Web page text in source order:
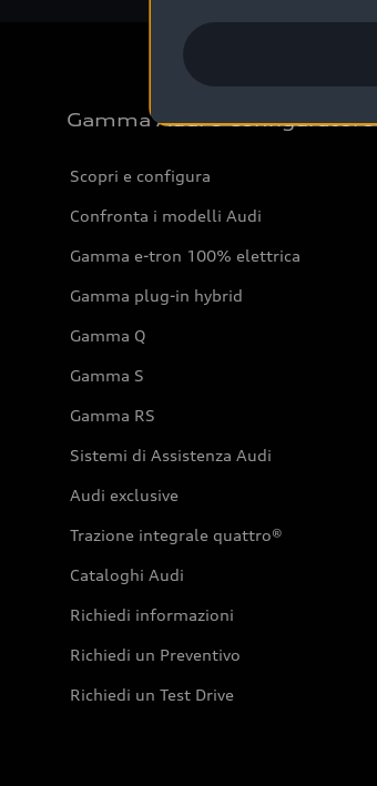
Gamma Audi e Configuratore
Scopri e configura
Confronta i modelli Audi
Gamma e-tron 100% elettrica
Gamma plug-in hybrid
Gamma Q
Gamma S
Gamma RS
Sistemi di Assistenza Audi
Audi exclusive
Trazione integrale quattro®
Cataloghi Audi
Richiedi informazioni
Richiedi un Preventivo
Richiedi un Test Drive